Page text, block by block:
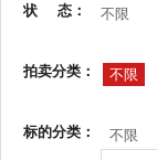
状 态： 不限
拍卖分类： 不限
标的分类： 不限